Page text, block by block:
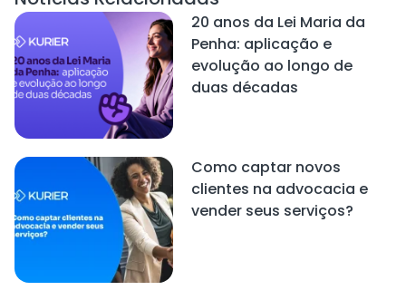
20 anos da Lei Maria da
Penha: aplicação e
evolução ao longo de
duas décadas
Como captar novos
clientes na advocacia e
vender seus serviços?